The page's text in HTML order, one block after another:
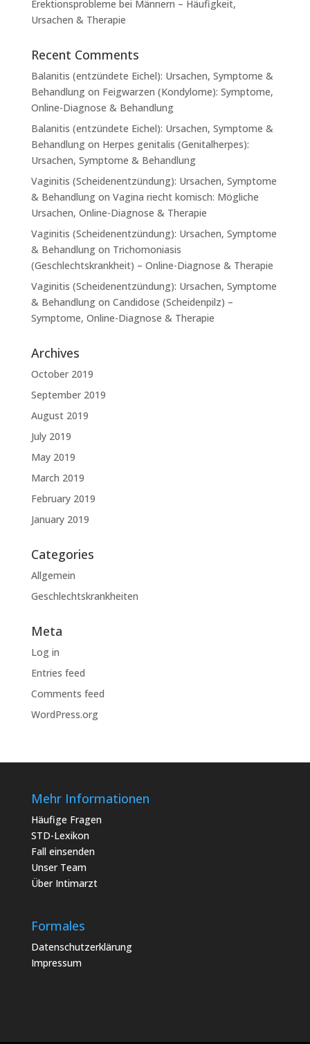
Erektionsprobleme bei Männern – Häufigkeit,
Ursachen & Therapie
Recent Comments
Balanitis (entzündete Eichel): Ursachen, Symptome &
Behandlungon Feigwarzen (Kondylome): Symptome,
Online-Diagnose & Behandlung
Balanitis (entzündete Eichel): Ursachen, Symptome &
Behandlungon Herpes genitalis (Genitalherpes):
Ursachen, Symptome & Behandlung
Vaginitis (Scheidenentzündung): Ursachen, Symptome
& Behandlungon Vagina riecht komisch: Mögliche
Ursachen, Online-Diagnose & Therapie
Vaginitis (Scheidenentzündung): Ursachen, Symptome
& Behandlungon Trichomoniasis
(Geschlechtskrankheit) – Online-Diagnose & Therapie
Vaginitis (Scheidenentzündung): Ursachen, Symptome
& Behandlungon Candidose (Scheidenpilz) –
Symptome, Online-Diagnose & Therapie
Archives
October 2019
September 2019
August 2019
July 2019
May 2019
March 2019
February 2019
January 2019
Categories
Allgemein
Geschlechtskrankheiten
Meta
Log in
Entries feed
Comments feed
WordPress.org
Mehr Informationen
Häufige Fragen
STD-Lexikon
Fall einsenden
Unser Team
Über Intimarzt
Formales
Datenschutzerklärung
Impressum